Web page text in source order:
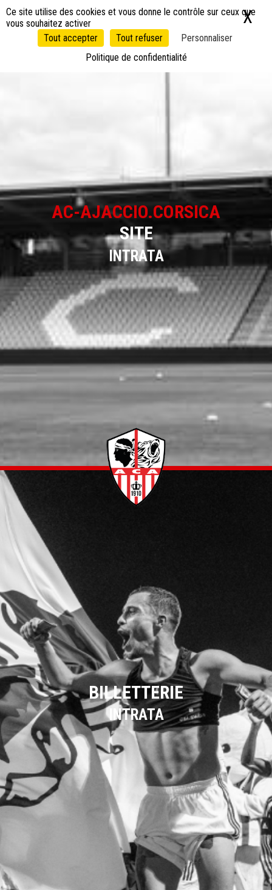
Ce site utilise des cookies et vous donne le contrôle sur ceux que
vous souhaitez activer
Tout accepter
Tout refuser
Personnaliser
Politique de confidentialité
X
AC-AJACCIO.CORSICA
SITE
BILLETTERIE